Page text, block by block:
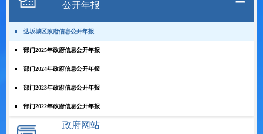
公开年报
达坂城区政府信息公开年报
部门2025年政府信息公开年报
部门2024年政府信息公开年报
部门2023年政府信息公开年报
部门2022年政府信息公开年报
政府网站